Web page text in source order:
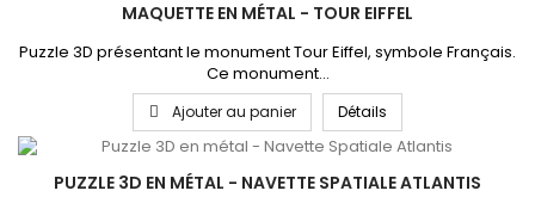
MAQUETTE EN MÉTAL - TOUR EIFFEL
Puzzle 3D présentant le monument Tour Eiffel, symbole Français.
Ce monument...
Ajouter au panier Détails
PUZZLE 3D EN MÉTAL - NAVETTE SPATIALE ATLANTIS